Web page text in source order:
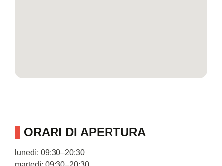
ORARI DI APERTURA
lunedì: 09:30–20:30
martedì: 09:30–20:30